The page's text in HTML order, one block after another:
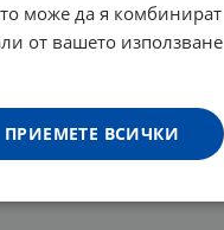
може да я комбинират
от вашето използване
ПРИЕМЕТЕ ВСИЧКИ